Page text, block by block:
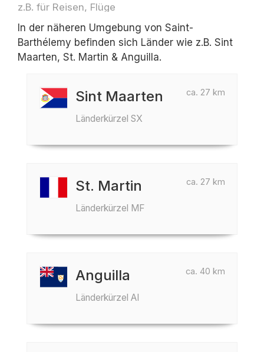
z.B. für Reisen, Flüge
In der näheren Umgebung von Saint-
Barthélemy befinden sich Länder wie z.B. Sint
Maarten, St. Martin & Anguilla.
ca. 27 km
Sint Maarten
Länderkürzel SX
ca. 27 km
St. Martin
Länderkürzel MF
ca. 40 km
Anguilla
Länderkürzel AI